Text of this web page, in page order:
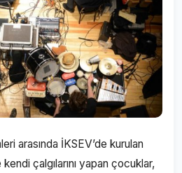
arasında İKSEV’de kurulan
çalgılarını yapan çocuklar,